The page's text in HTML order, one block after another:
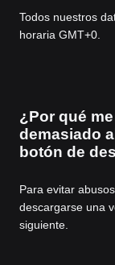
Todos nuestros
horaria GMT+0.
¿Por qué
demasiado
botón de
Para evitar
descargarse una
siguiente.